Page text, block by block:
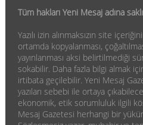
Tüm hakları Yeni Mesaj adına
Yazılı izin alınmaksızın site
ortamda kopyalanması,
yayınlanması aksi belirtilmediği
sokabilir. Daha fazla bilgi almak
irtibata geçilebilir. Yeni Mesaj
yazıları sebebi ile ortaya
ekonomik, etik sorumluluk ilgili
Mesaj Gazetesi herhangi bir